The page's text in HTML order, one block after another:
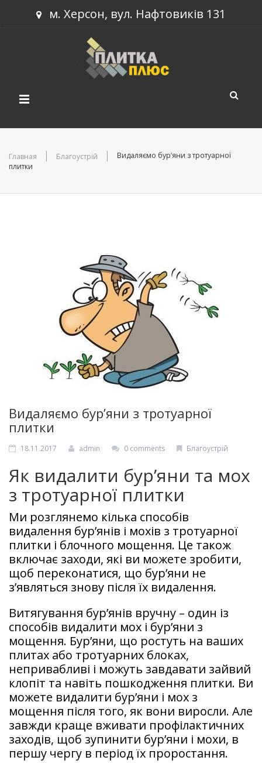
м. Херсон, вул. Нафтовиків 131
НОВИНКИ
Главная Благоустрій
Видаляємо бур’яни з тротуарної
плитки
Видаляємо бур’яни з тротуарної
плитки
18.11.2017 admin 0 comments Благоустрій
Як видалити бур’яни та мох
з тротуарної плитки
Ми розглянемо кілька способів
видалення бур’янів і мохів з тротуарної
плитки і блочного мощення. Це також
включає заходи, які ви можете зробити,
щоб переконатися, що бур’яни не
з’являться знову після їх видалення.
Витягування бур’янів вручну – один із
способів видалити мох і бур’яни з
мощення. Бур’яни, що ростуть на ваших
плитах або тротуарних блоках,
непривабливі і можуть завдавати зайвий
клопіт та навіть пошкодження плитки. Ви
можете видалити бур’яни і мох з
мощення після того, як вони виросли. Але
завжди краще вживати профілактичних
заходів, щоб зупинити бур’яни і мохи, в
першу чергу в період їх проростання.